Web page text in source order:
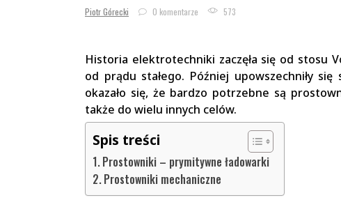
Piotr Górecki 0 komentarze 573
Historia elektrotechniki zaczęła się od stosu
od prądu stałego. Później upowszechniły
okazało się, że bardzo potrzebne są
także do wielu innych celów.
Spis treści
Prostowniki – prymitywne ładowarki
Prostowniki mechaniczne